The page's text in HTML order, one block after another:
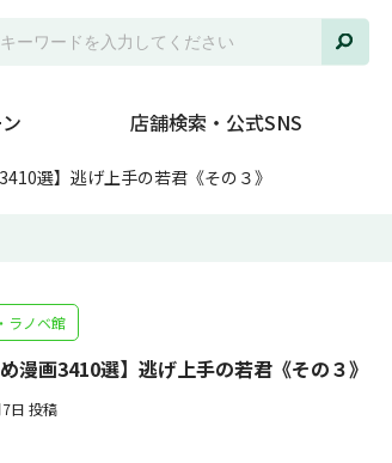
店舗検索・公式SNS
選】逃げ上手の若君《その３》
ラノベ館
め漫画3410選】逃げ上手の若君《その３》
日 投稿